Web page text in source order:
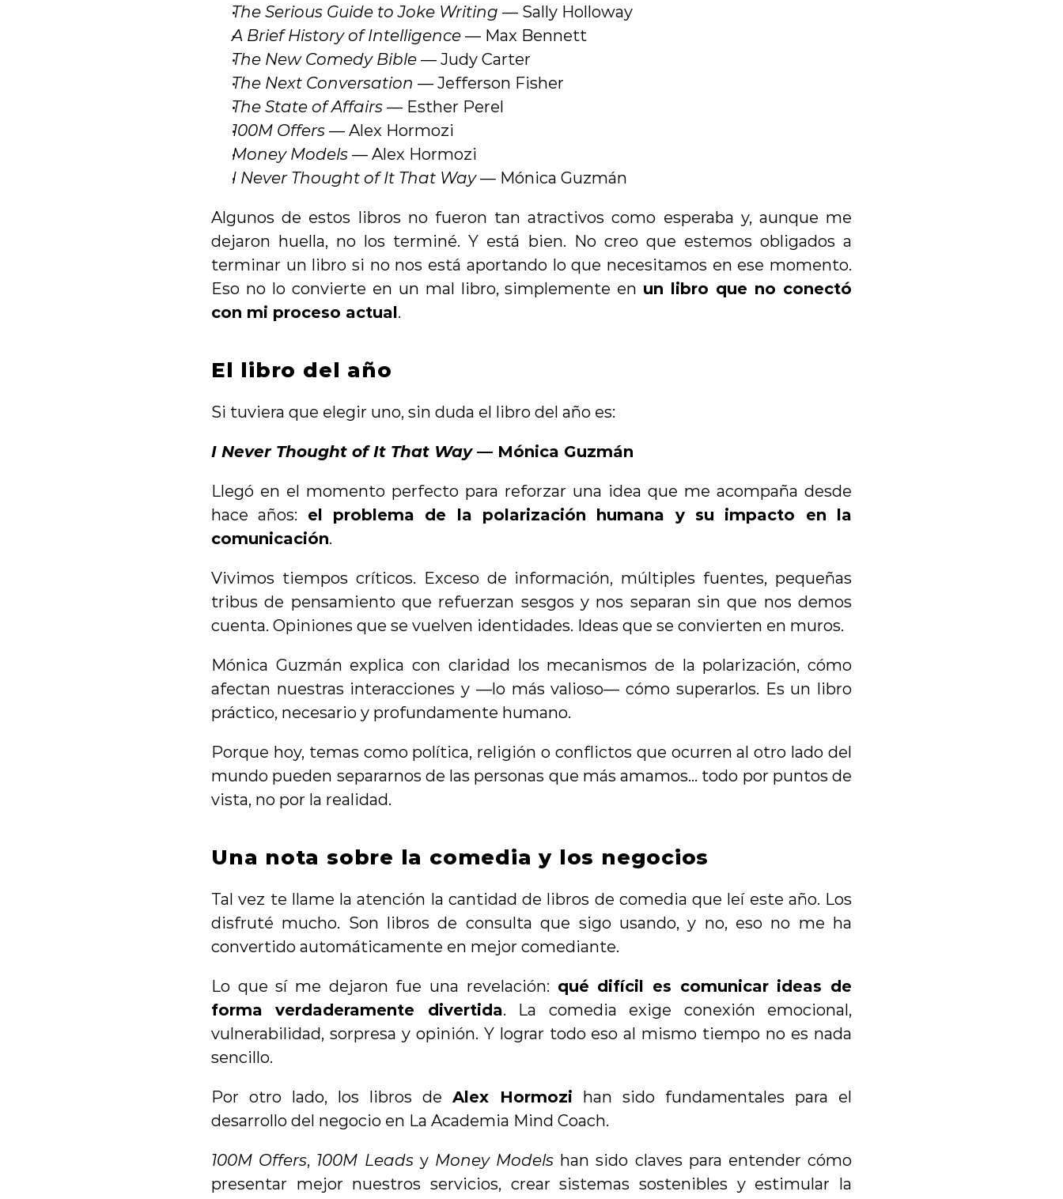
The Serious Guide to Joke Writing — Sally Holloway
A Brief History of Intelligence — Max Bennett
The New Comedy Bible — Judy Carter
The Next Conversation — Jefferson Fisher
The State of Affairs — Esther Perel
100M Offers — Alex Hormozi
Money Models — Alex Hormozi
I Never Thought of It That Way — Mónica Guzmán
Algunos de estos libros no fueron tan atractivos como esperaba y, aunque me
dejaron huella, no los terminé. Y está bien. No creo que estemos obligados a
terminar un libro si no nos está aportando lo que necesitamos en ese momento.
Eso no lo convierte en un mal libro, simplemente en un libro que no conectó
con mi proceso actual.
El libro del año
Si tuviera que elegir uno, sin duda el libro del año es:
I Never Thought of It That Way — Mónica Guzmán
Llegó en el momento perfecto para reforzar una idea que me acompaña desde
hace años: el problema de la polarización humana y su impacto en la
comunicación.
Vivimos tiempos críticos. Exceso de información, múltiples fuentes, pequeñas
tribus de pensamiento que refuerzan sesgos y nos separan sin que nos demos
cuenta. Opiniones que se vuelven identidades. Ideas que se convierten en muros.
Mónica Guzmán explica con claridad los mecanismos de la polarización, cómo
afectan nuestras interacciones y —lo más valioso— cómo superarlos. Es un libro
práctico, necesario y profundamente humano.
Porque hoy, temas como política, religión o conflictos que ocurren al otro lado del
mundo pueden separarnos de las personas que más amamos… todo por puntos de
vista, no por la realidad.
Una nota sobre la comedia y los negocios
Tal vez te llame la atención la cantidad de libros de comedia que leí este año. Los
disfruté mucho. Son libros de consulta que sigo usando, y no, eso no me ha
convertido automáticamente en mejor comediante.
Lo que sí me dejaron fue una revelación: qué difícil es comunicar ideas de
forma verdaderamente divertida. La comedia exige conexión emocional,
vulnerabilidad, sorpresa y opinión. Y lograr todo eso al mismo tiempo no es nada
sencillo.
Por otro lado, los libros de Alex Hormozi han sido fundamentales para el
desarrollo del negocio en La Academia Mind Coach.
100M Offers, 100M Leads y Money Models han sido claves para entender cómo
presentar mejor nuestros servicios, crear sistemas sostenibles y estimular la